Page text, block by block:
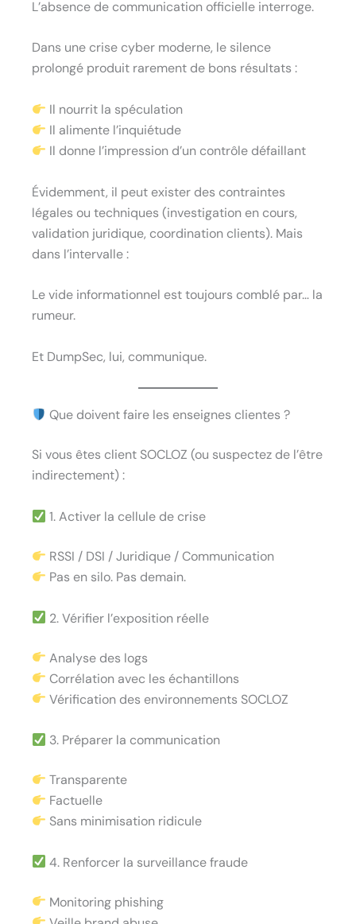
L’absence de communication officielle interroge.
Dans une crise cyber moderne, le silence
prolongé produit rarement de bons résultats :
Il nourrit la spéculation
Il alimente l’inquiétude
Il donne l’impression d’un contrôle défaillant
Évidemment, il peut exister des contraintes
légales ou techniques (investigation en cours,
validation juridique, coordination clients). Mais
dans l’intervalle :
Le vide informationnel est toujours comblé par… la
rumeur.
Et DumpSec, lui, communique.
Que doivent faire les enseignes clientes ?
Si vous êtes client SOCLOZ (ou suspectez de l’être
indirectement) :
1. Activer la cellule de crise
RSSI / DSI / Juridique / Communication
Pas en silo. Pas demain.
2. Vérifier l’exposition réelle
Analyse des logs
Corrélation avec les échantillons
Vérification des environnements SOCLOZ
3. Préparer la communication
Transparente
Factuelle
Sans minimisation ridicule
4. Renforcer la surveillance fraude
Monitoring phishing